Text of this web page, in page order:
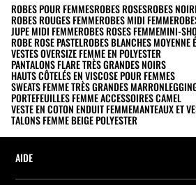
ROBES POUR FEMMESROBES ROSESROBES
ROBES ROUGES FEMMEROBES MIDI FEMME
JUPE MIDI FEMMEROBES ROSES FEMMEMINI-
ROBE ROSE PASTELROBES BLANCHES MOYENNE
VESTES OVERSIZE FEMME EN POLYESTER
PANTALONS FLARE TRÈS GRANDES NOIRS
HAUTS CÔTELÉS EN VISCOSE POUR FEMMES
SWEATS FEMME TRÈS GRANDES MARRON
PORTEFEUILLES FEMME ACCESSOIRES CAMEL
VESTE EN COTON ENDUIT FEMMEMANTEAUX ET
TALONS FEMME BEIGE POLYESTER
AIDE